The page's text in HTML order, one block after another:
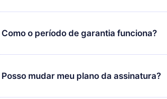
Como o período de garantia funciona?
Você pode baixar nosso aplicativo e começar
motivo não ficar satisfeito com nossa
equipe de suporte (contato@12min.com) em
Posso mudar meu plano da assinatura?